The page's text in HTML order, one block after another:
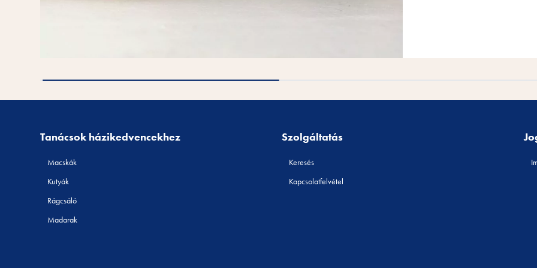
Tanácsok házikedvencekhez
Macskák
Kutyák
Rágcsáló
Madarak
Szolgáltatás
Keresés
Kapcsolatfelvétel